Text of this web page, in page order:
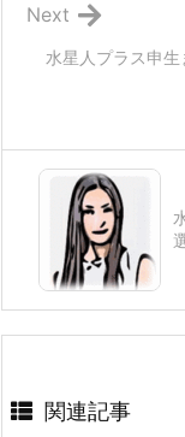
水星人プラス申
Next
関連記事